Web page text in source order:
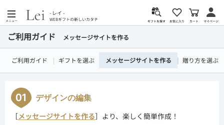
メニュー
- レイ -
WEBギフトの新しいカタチ ギフトを探す お気に入り カート マイページ
ご利用ガイド メッセージサイトを作る
ご利用ガイド ギフトを選ぶ メッセージサイトを作る 贈り方を選ぶ
デザインの編集
［メッセージサイトを作る］より、楽しく簡単作成！